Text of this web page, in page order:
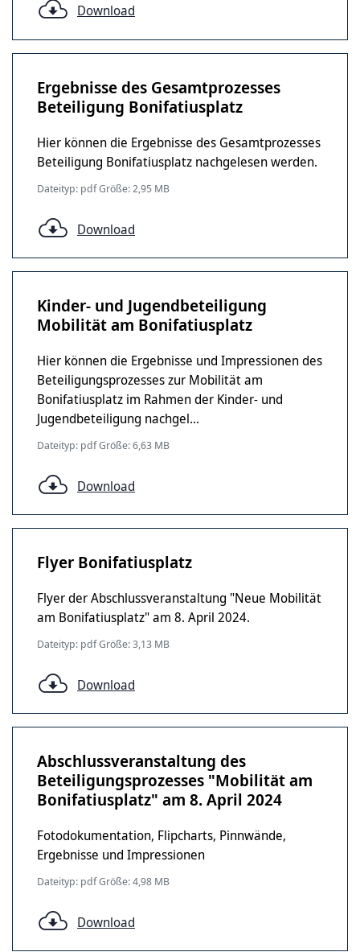
Download
Ergebnisse des Gesamtprozesses
Beteiligung Bonifatiusplatz
Hier können die Ergebnisse des Gesamtprozesses
Beteiligung Bonifatiusplatz nachgelesen werden.
Dateityp: pdf Größe: 2,95 MB
Download
Kinder- und Jugendbeteiligung
Mobilität am Bonifatiusplatz
Hier können die Ergebnisse und Impressionen des
Beteiligungsprozesses zur Mobilität am
Bonifatiusplatz im Rahmen der Kinder- und
Jugendbeteiligung nachgel...
Dateityp: pdf Größe: 6,63 MB
Download
Flyer Bonifatiusplatz
Flyer der Abschlussveranstaltung "Neue Mobilität
am Bonifatiusplatz" am 8. April 2024.
Dateityp: pdf Größe: 3,13 MB
Download
Abschlussveranstaltung des
Beteiligungsprozesses "Mobilität am
Bonifatiusplatz" am 8. April 2024
Fotodokumentation, Flipcharts, Pinnwände,
Ergebnisse und Impressionen
Dateityp: pdf Größe: 4,98 MB
Download